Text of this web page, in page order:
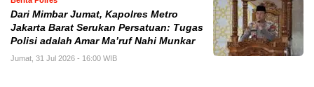
Dari Mimbar Jumat, Kapolres Metro
Jakarta Barat Serukan Persatuan: Tugas
Polisi adalah Amar Ma’ruf Nahi Munkar
Jumat, 31 Jul 2026 - 16:00 WIB